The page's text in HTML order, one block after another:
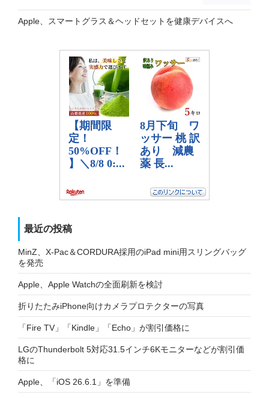
Apple、スマートグラス＆ヘッドセットを健康デバイスへ
最近の投稿
MinZ、X-Pac＆CORDURA採用のiPad mini用スリングバッグ
を発売
Apple、Apple Watchの全面刷新を検討
折りたたみiPhone向けカメラプロテクターの写真
「Fire TV」「Kindle」「Echo」が割引価格に
LGのThunderbolt 5対応31.5インチ6Kモニターなどが割引価
格に
Apple、「iOS 26.6.1」を準備